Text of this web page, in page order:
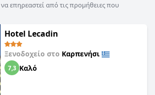
επηρεαστεί από τις προμήθειες που
Hotel Lecadin
Ξενοδοχείο στο Καρπενήσι
7,3 Καλό